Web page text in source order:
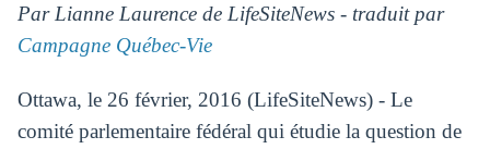
Par Lianne Laurence de LifeSiteNews - traduit par
Campagne Québec-Vie
Ottawa, le 26 février, 2016 (LifeSiteNews) - Le
comité parlementaire fédéral qui étudie la question de